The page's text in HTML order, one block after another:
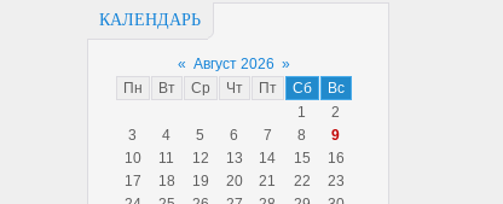
КАЛЕНДАРЬ
« Август 2026 »
Пн
Вт Ср Чт Пт Сб
Вс
1
2
3
4 5 6 7 8
9
10
11 12 13 14 15
16
17
18 19 20 21 22
23